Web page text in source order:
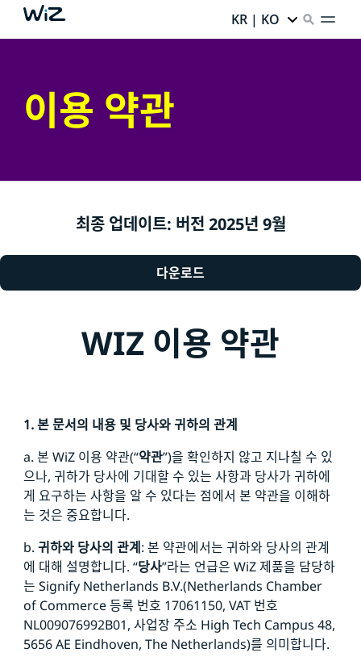
KR | KO
이용 약관
최종 업데이트: 버전 2025년 9월
다운로드
WIZ 이용 약관
1. 본 문서의 내용 및 당사와 귀하의 관계
a. 본 WiZ 이용 약관(“약관”)을 확인하지 않고 지나칠 수 있
으나, 귀하가 당사에 기대할 수 있는 사항과 당사가 귀하에
게 요구하는 사항을 알 수 있다는 점에서 본 약관을 이해하
는 것은 중요합니다.
b. 귀하와 당사의 관계 : 본 약관에서는 귀하와 당사의 관계
에 대해 설명합니다. “당사”라는 언급은 WiZ 제품을 담당하
는 Signify Netherlands B.V.(Netherlands Chamber
of Commerce 등록 번호 17061150, VAT 번호
NL009076992B01, 사업장 주소 High Tech Campus 48,
5656 AE Eindhoven, The Netherlands)를 의미합니다.